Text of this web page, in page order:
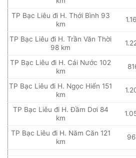
TP Bạc Liêu đi H. Thới Bình 93
km
TP Bạc Liêu đi H. Trần Văn Thời
98 km
TP Bạc Liêu đi H. Cái Nước 102
km
TP Bạc Liêu đi H. Ngọc Hiển 151
km
TP Bạc Liêu đi H. Đầm Dơi 84
km
TP Bạc Liêu đi H. Năm Căn 121
km